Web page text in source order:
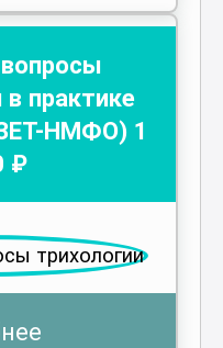
практике
НМФО) 1
₽